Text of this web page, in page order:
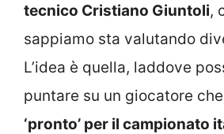
tecnico Cristiano Giuntoli,
sappiamo sta valutando
L’idea è quella, laddove
puntare su un giocatore che
‘pronto’ per il campionato